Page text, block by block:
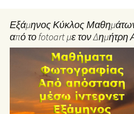
Εξάμηνος Κύκλος
από το fotoart με τον Δημήτρη